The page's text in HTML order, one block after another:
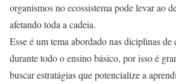
organismos no ecossistema pode levar ao
afetando toda a cadeia.
Esse é um tema abordado nas diciplinas
durante todo o ensino básico, por isso é
buscar estratágias que potencialize a